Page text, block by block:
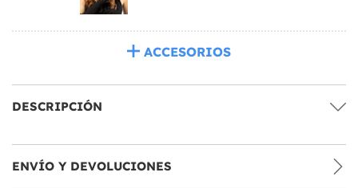
ACCESORIOS
DESCRIPCIÓN
ENVÍO Y DEVOLUCIONES